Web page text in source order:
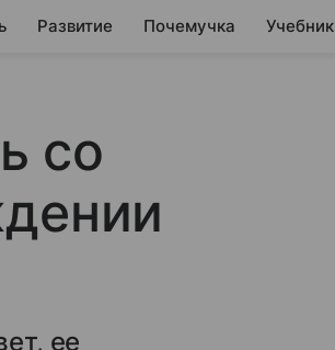
Развитие Почемучка Учебник
со
ее